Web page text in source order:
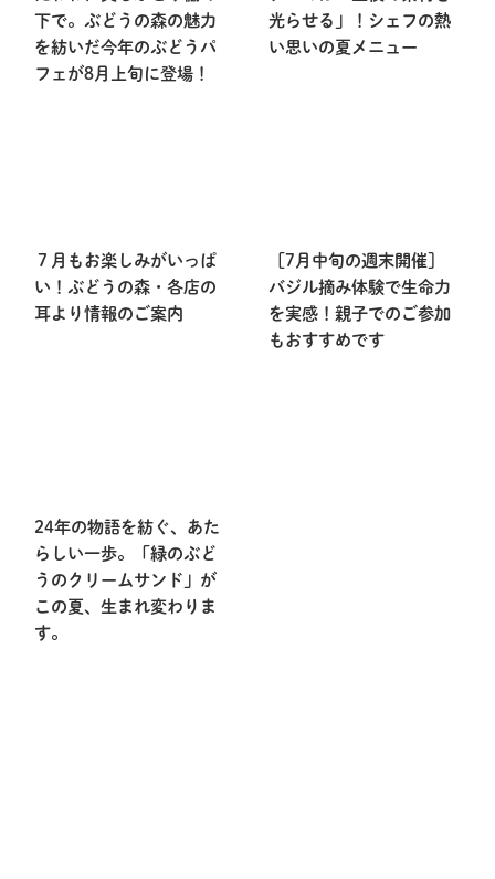
下で。ぶどうの森の魅力
を紡いだ今年のぶどうパ
フェが8月上旬に登場！
光らせる」！シェフの熱
い思いの夏メニュー
７月もお楽しみがいっぱ
い！ぶどうの森・各店の
耳より情報のご案内
［7月中旬の週末開催］
バジル摘み体験で生命力
を実感！親子でのご参加
もおすすめです
24年の物語を紡ぐ、あた
らしい一歩。「緑のぶど
うのクリームサンド」が
この夏、生まれ変わりま
す。